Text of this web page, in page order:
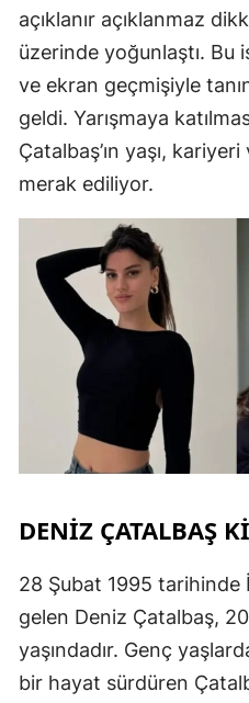
açıklanır açıklanmaz
üzerinde yoğunlaştı. Bu
ve ekran geçmişiyle
geldi. Yarışmaya
Çatalbaş’ın yaşı,
merak ediliyor.
DENİZ ÇATALBAŞ
28 Şubat 1995 tarihinde
gelen Deniz Çatalbaş,
yaşındadır. Genç
bir hayat sürdüren